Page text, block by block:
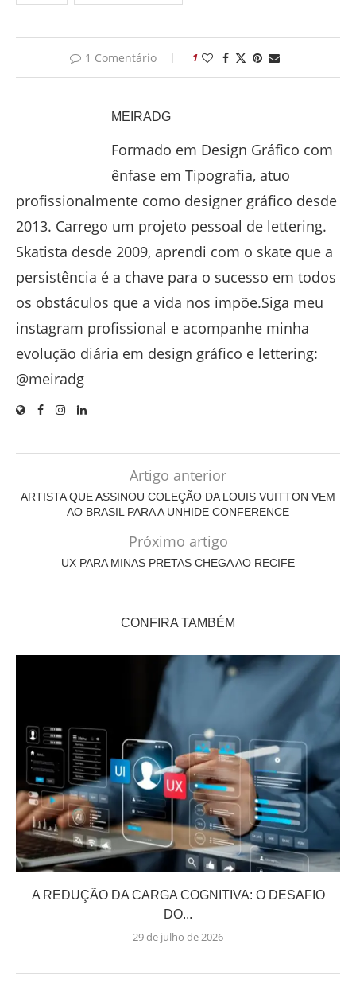
1 Comentário 1
MEIRADG
Formado em Design Gráfico com
ênfase em Tipografia, atuo
profissionalmente como designer gráfico desde
2013. Carrego um projeto pessoal de lettering.
Skatista desde 2009, aprendi com o skate que a
persistência é a chave para o sucesso em todos
os obstáculos que a vida nos impõe.Siga meu
instagram profissional e acompanhe minha
evolução diária em design gráfico e lettering:
@meiradg
Artigo anterior
ARTISTA QUE ASSINOU COLEÇÃO DA LOUIS VUITTON VEM
AO BRASIL PARA A UNHIDE CONFERENCE
Próximo artigo
UX PARA MINAS PRETAS CHEGA AO RECIFE
CONFIRA TAMBÉM
A REDUÇÃO DA CARGA COGNITIVA: O DESAFIO
DO...
29 de julho de 2026